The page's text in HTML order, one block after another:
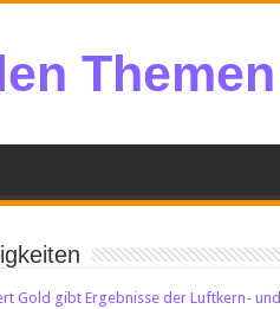
Themen
Gold gibt Ergebnisse der Luftkern- und